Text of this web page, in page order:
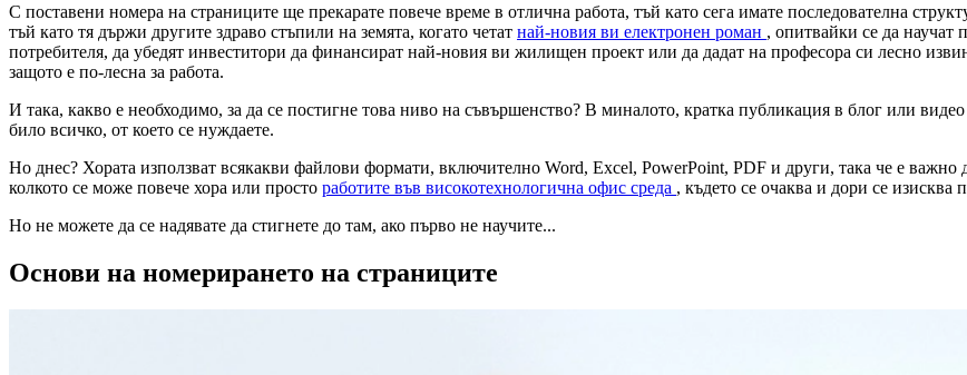
С поставени номера на страниците ще прекарате повече време в отлична работа, тъй като сега имате последователна
тъй като тя държи другите здраво стъпили на земята, когато четат най-новия ви електронен роман , опитвайки се да научат
потребителя, да убедят инвеститори да финансират най-новия ви жилищен проект или да дадат на професора си лесно
защото е по-лесна за работа.
И така, какво е необходимо, за да се постигне това ниво на съвършенство? В миналото, кратка публикация в блог или
било всичко, от което се нуждаете.
Но днес? Хората използват всякакви файлови формати, включително Word, Excel, PowerPoint, PDF и други, така че е важно
колкото се може повече хора или просто работите във високотехнологична офис среда , където се очаква и дори се
Но не можете да се надявате да стигнете до там, ако първо не научите...
Основи на номерирането на страниците